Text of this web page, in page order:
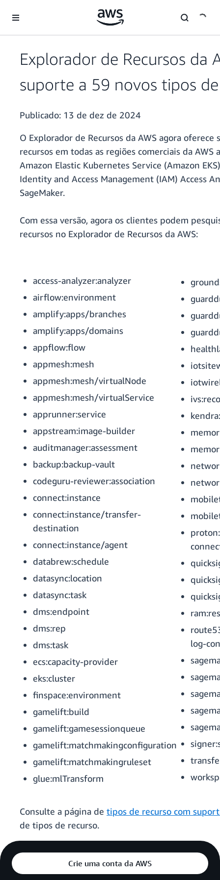
Pular para o conteúdo principal
Explorador de Recursos da
suporte a 59 novos tipos
Publicado: 13 de dez de 2024
O Explorador de Recursos da AWS agora
recursos em todas as regiões comerciais da
Amazon Elastic Kubernetes Service (Amazon
Identity and Access Management (IAM) Access
SageMaker.
Com essa versão, agora os clientes podem
recursos no Explorador de Recursos da AWS:
access-analyzer:analyzer
airflow:environment
amplify:apps/branches
amplify:apps/domains
appflow:flow
appmesh:mesh
appmesh:mesh/virtualNode
appmesh:mesh/virtualService
apprunner:service
appstream:image-builder
auditmanager:assessment
backup:backup-vault
codeguru-reviewer:association
connect:instance
connect:instance/transfer-
destination
connect:instance/agent
databrew:schedule
datasync:location
datasync:task
dms:endpoint
dms:rep
dms:task
ecs:capacity-provider
eks:cluster
finspace:environment
gamelift:build
gamelift:gamesessionqueue
gamelift:matchmakingconfiguration
gamelift:matchmakingruleset
glue:mlTransform
log-
Consulte a página de tipos de recurso com
de tipos de recurso.
Crie uma conta da AWS